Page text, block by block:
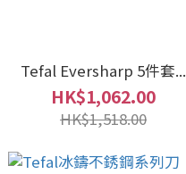
Tefal Eversharp 5件套...
HK$1,062.00
HK$1,518.00